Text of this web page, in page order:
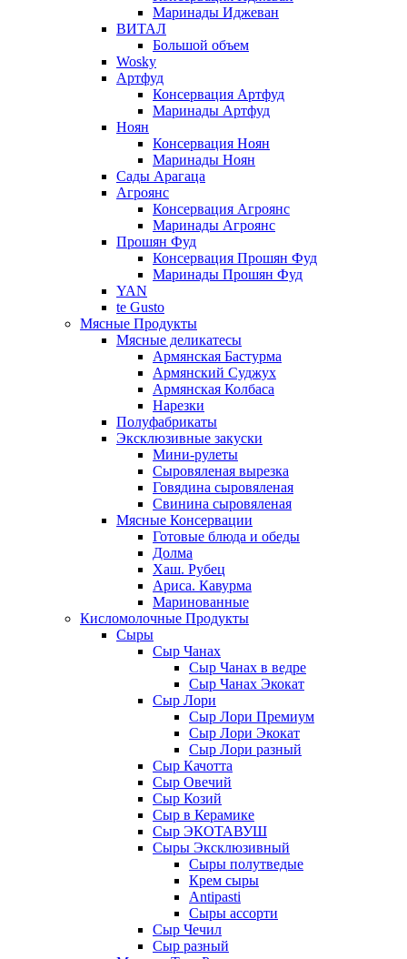
Маринады Иджеван
ВИТАЛ
Большой объем
Wosky
Артфуд
Консервация Артфуд
Маринады Артфуд
Ноян
Консервация Ноян
Маринады Ноян
Сады Арагаца
Агроянс
Консервация Агроянс
Маринады Агроянс
Прошян Фуд
Консервация Прошян Фуд
Маринады Прошян Фуд
YAN
te Gusto
Мясные Продукты
Мясные деликатесы
Армянская Бастурма
Армянский Суджух
Армянская Колбаса
Нарезки
Полуфабрикаты
Эксклюзивные закуски
Мини-рулеты
Сыровяленая вырезка
Говядина сыровяленая
Свинина сыровяленая
Мясные Консервации
Готовые блюда и обеды
Долма
Хаш. Рубец
Ариса. Кавурма
Маринованные
Кисломолочные Продукты
Сыры
Сыр Чанах
Сыр Чанах в ведре
Сыр Чанах Экокат
Сыр Лори
Сыр Лори Премиум
Сыр Лори Экокат
Сыр Лори разный
Сыр Качотта
Сыр Овечий
Сыр Козий
Сыр в Керамике
Сыр ЭКОТАВУШ
Сыры Эксклюзивный
Сыры полутведые
Крем сыры
Antipasti
Сыры ассорти
Сыр Чечил
Сыр разный